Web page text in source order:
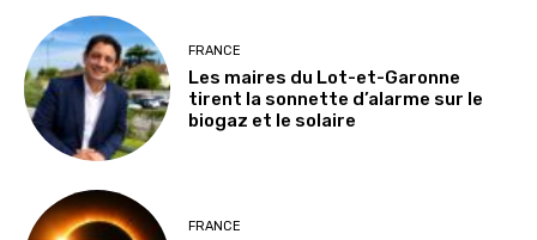
FRANCE
Les maires du Lot-et-Garonne
tirent la sonnette d’alarme sur le
biogaz et le solaire
FRANCE